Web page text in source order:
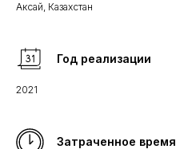
Аксай, Казахстан
Год реализации
2021
Затраченное время